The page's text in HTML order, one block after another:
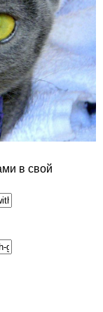
в свой